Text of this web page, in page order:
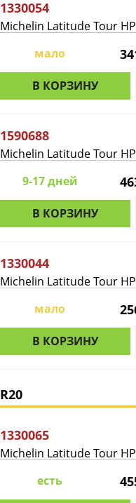
1330054
Michelin Latitude Tour HP
мало
В КОРЗИНУ
1590688
Michelin Latitude Tour HP
9-17 дней
В КОРЗИНУ
1330044
Michelin Latitude Tour HP
мало
В КОРЗИНУ
R20
1330065
Michelin Latitude Tour HP
есть